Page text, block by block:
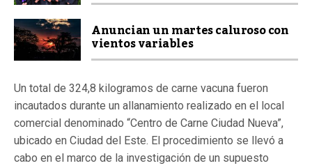
Anuncian un martes caluroso con
vientos variables
Un total de 324,8 kilogramos de carne vacuna fueron
incautados durante un allanamiento realizado en el local
comercial denominado “Centro de Carne Ciudad Nueva”,
ubicado en Ciudad del Este. El procedimiento se llevó a
cabo en el marco de la investigación de un supuesto